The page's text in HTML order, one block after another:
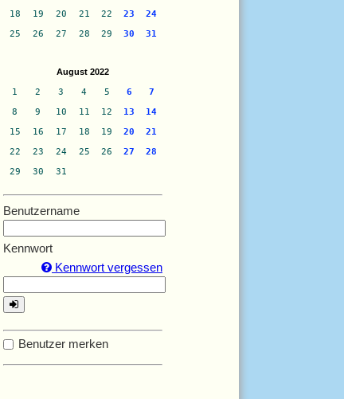
18
19 20 21 22 23
24
25
26 27 28 29 30 31
August 2022
1 2 3 4 5 6
7
8
9 10 11 12 13
14
15
16 17 18 19 20
21
22
23 24 25 26 27
28
29
30 31
Benutzername
Kennwort
Kennwort vergessen
Benutzer merken